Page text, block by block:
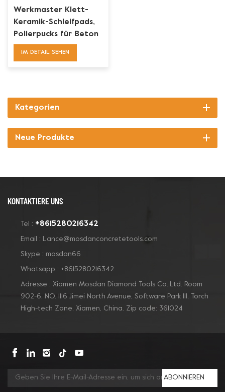
Werkmaster Klett-
Keramik-Schleifpads,
Polierpucks für Beton
IM DETAIL SEHEN
Kategorien
Neue Produkte
KONTAKTIERE UNS
Tel : +8615280216342
Email : Lance@mosdanconcretetools.com
Skype : mosdan66
Whatsapp : +8615280216342
Adresse : Xiamen Mosdan Diamond Tools Co.,Ltd. Room
902-6, NO. 1116 Jimei North Avenue, Software Park Ill, Torch
High-tech Zone, Xiamen, China. Zip code: 361024
ABONNIEREN